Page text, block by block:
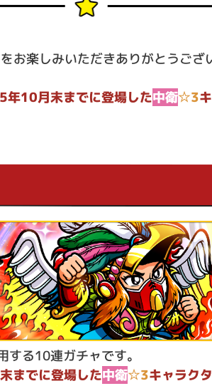
お楽しみいただきありがとうござ
10月末までに登場した中衛☆3
る10連ガチャです。
までに登場した中衛☆3キャラク